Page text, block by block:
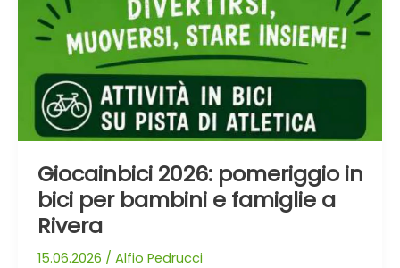
Giocainbici 2026: pomeriggio in
bici per bambini e famiglie a
Rivera
15.06.2026 / Alfio Pedrucci
bambini
e
famiglie
a
Rivera